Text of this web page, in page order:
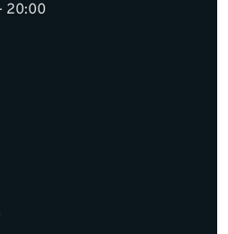
20:00